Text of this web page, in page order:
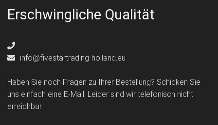
Erschwingliche Qualität
info@fivestartrading-holland.eu
Haben Sie noch Fragen zu Ihrer Bestellung? Schicken Sie
uns einfach eine E-Mail. Leider sind wir telefonisch nicht
erreichbar.